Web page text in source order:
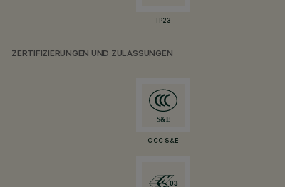
IP23
ZERTIFIZIERUNGEN UND ZULASSUNGEN
CCC S&E